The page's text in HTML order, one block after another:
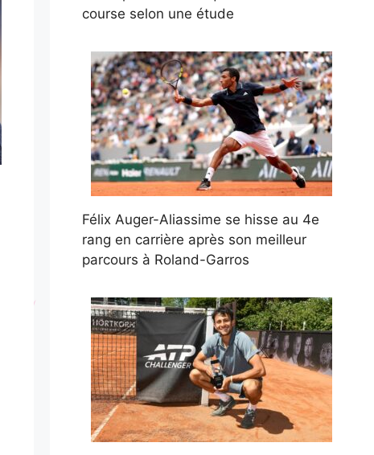
course selon une étude
Félix Auger-Aliassime se hisse au 4e
rang en carrière après son meilleur
parcours à Roland-Garros